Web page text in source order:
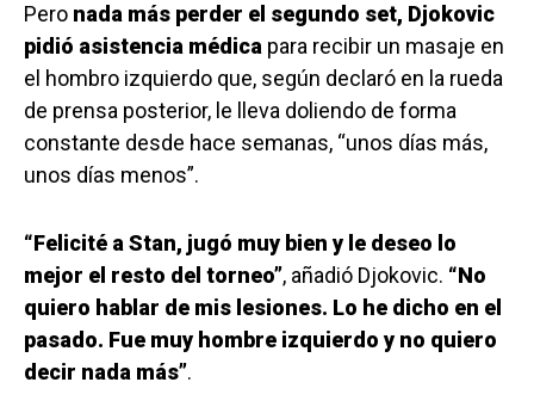
Pero nada más perder el segundo set, Djokovic
pidió asistencia médica para recibir un masaje en
el hombro izquierdo que, según declaró en la rueda
de prensa posterior, le lleva doliendo de forma
constante desde hace semanas, “unos días más,
unos días menos”.
“Felicité a Stan, jugó muy bien y le deseo lo
mejor el resto del torneo”, añadió Djokovic. “No
quiero hablar de mis lesiones. Lo he dicho en el
pasado. Fue muy hombre izquierdo y no quiero
decir nada más”.